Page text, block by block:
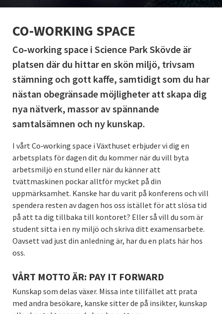
CO-WORKING SPACE
Co‑working space i Science Park Skövde är
platsen där du hittar en skön miljö, trivsam
stämning och gott kaffe, samtidigt som du har
nästan obegränsade möjligheter att skapa dig
nya nätverk, massor av spännande
samtalsämnen och ny kunskap.
I vårt Co‑working space i Växthuset erbjuder vi dig en
arbetsplats för dagen dit du kommer när du vill byta
arbetsmiljö en stund eller när du känner att
tvättmaskinen pockar alltför mycket på din
uppmärksamhet. Kanske har du varit på konferens och vill
spendera resten av dagen hos oss istället för att slösa tid
på att ta dig tillbaka till kontoret? Eller så vill du som är
student sitta i en ny miljö och skriva ditt examensarbete.
Oavsett vad just din anledning är, har du en plats här hos
oss.
VÅRT MOTTO ÄR: PAY IT FORWARD
Kunskap som delas växer. Missa inte tillfället att prata
med andra besökare, kanske sitter de på insikter, kunskap